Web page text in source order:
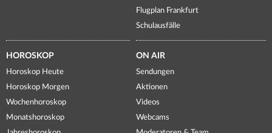
Flugplan Frankfurt
Schulausfälle
HOROSKOP
Horoskop Heute
Horoskop Morgen
Wochenhoroskop
Monatshoroskop
ON AIR
Sendungen
Aktionen
Videos
Webcams